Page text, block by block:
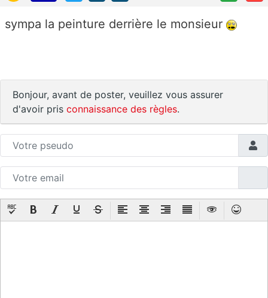
sympa la peinture derrière le monsieur
Bonjour, avant de poster, veuillez vous assurer
d'avoir pris connaissance des règles.